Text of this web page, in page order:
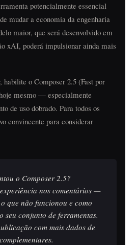
potencialmente essencial
mudar a economia da engenharia
maior, que será desenvolvido em
xAI, poderá impulsionar ainda mais
habilite o Composer 2.5 (Fast por
mesmo — especialmente
de uso dobrado. Para todos os
convincente para considerar
o Composer 2.5?
nos comentários —
que não funcionou e como
seu conjunto de ferramentas.
com mais dados de